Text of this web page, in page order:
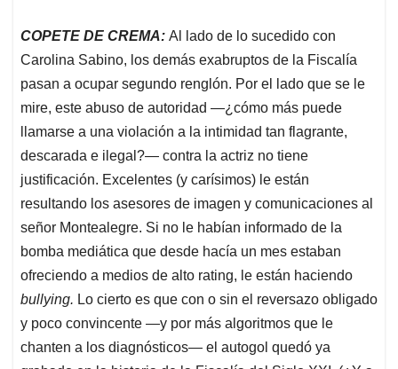
COPETE DE CREMA: Al lado de lo sucedido con
Carolina Sabino, los demás exabruptos de la Fiscalía
pasan a ocupar segundo renglón. Por el lado que se le
mire, este abuso de autoridad —¿cómo más puede
llamarse a una violación a la intimidad tan flagrante,
descarada e ilegal?— contra la actriz no tiene
justificación. Excelentes (y carísimos) le están
resultando los asesores de imagen y comunicaciones al
señor Montealegre. Si no le habían informado de la
bomba mediática que desde hacía un mes estaban
ofreciendo a medios de alto rating, le están haciendo
bullying. Lo cierto es que con o sin el reversazo obligado
y poco convincente —y por más algoritmos que le
chanten a los diagnósticos— el autogol quedó ya